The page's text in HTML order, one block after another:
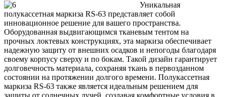
Уникальная
полукассетная маркиза RS-63 представляет собой
инновационное решение для вашего пространства.
Оборудованная выдвигающимся тканевым тентом на
прочных локтевых конструкциях, эта маркиза обеспечивает
надежную защиту от внешних осадков и непогоды благодаря
своему корпусу сверху и по бокам. Такой дизайн гарантирует
долговечность материала, сохраняя ткань в первозданном
состоянии на протяжении долгого времени. Полукассетная
маркиза RS-63 также является идеальным решением для